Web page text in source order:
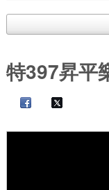
特397昇平